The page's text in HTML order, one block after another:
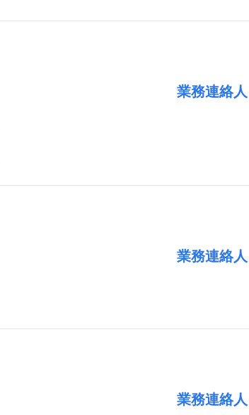
業務連絡人
業務連絡人
業務連絡人